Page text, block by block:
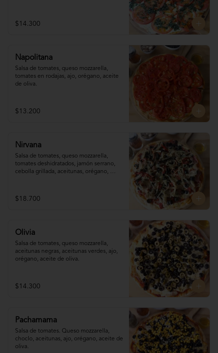
$14.300
Napolitana
Salsa de tomates, queso mozzarella,
tomates en rodajas, ajo, orégano, aceite
de oliva.
$13.200
Nirvana
Salsa de tomates, queso mozzarella,
tomates deshidratados, jamón serrano,
cebolla grillada, aceitunas, orégano,
$18.700
Olivia
Salsa de tomates, queso mozzarella,
aceitunas negras, aceitunas verdes, ajo,
orégano, aceite de oliva.
$14.300
Pachamama
Salsa de tomates. Queso mozzarella,
choclo, aceitunas, ajo, orégano, aceite de
oliva.